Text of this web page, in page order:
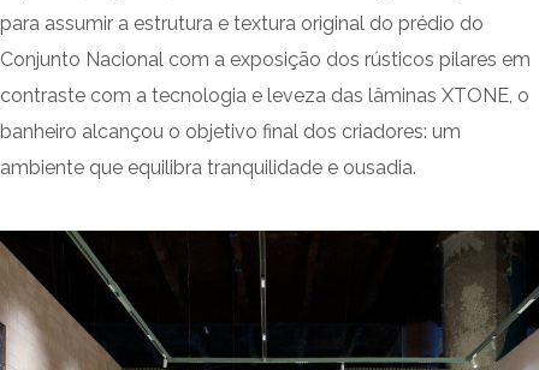
para assumir a estrutura e textura original do prédio do
Conjunto Nacional com a exposição dos rústicos pilares em
contraste com a tecnologia e leveza das lâminas XTONE, o
banheiro alcançou o objetivo final dos criadores: um
ambiente que equilibra tranquilidade e ousadia.